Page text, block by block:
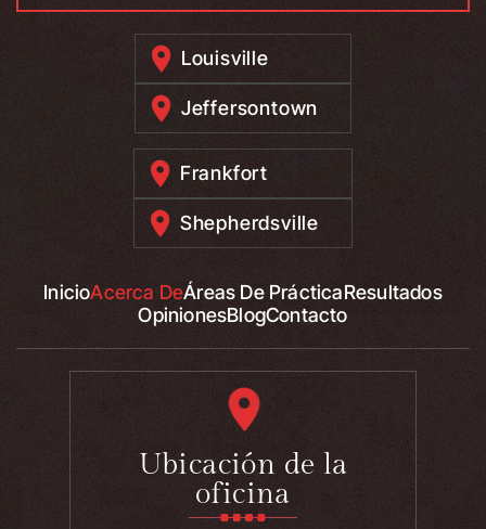
Louisville
Jeffersontown
Frankfort
Shepherdsville
InicioAcerca DeÁreas De PrácticaResultados
OpinionesBlogContacto
Ubicación de la
oficina